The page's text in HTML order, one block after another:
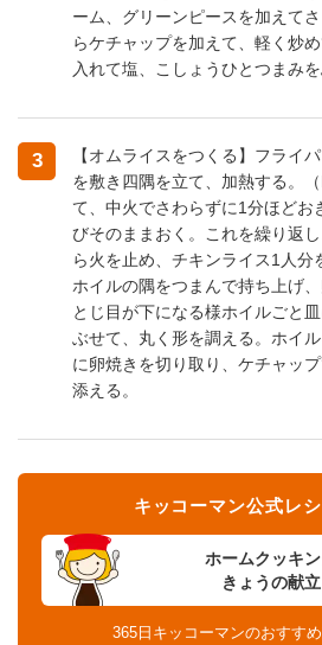
ーム、グリーンピースを加えて
らケチャップを加えて、軽く炒
入れて塩、こしょうひとつまみ
3
【オムライスをつくる】フライ
を敷き四隅を立て、加熱する。
て、中火でさわらずに1分ほどお
びそのままおく。これを繰り返
ら火を止め、チキンライス1人分
ホイルの隅をつまんで持ち上げ
とじ目が下になる様ホイルごと
ぶせて、丸く形を調える。ホイ
に卵焼きを切り取り、ケチャッ
添える。
ホームクッキ
きょうの献立
キッコーマン公式レ
365日キッコーマンのおすす